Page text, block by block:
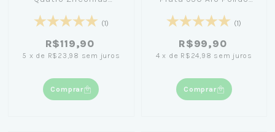
18cm
(1)
R$119,90
5 x de R$23,98 sem juros
Comprar
(1)
R$99,90
4 x de R$24,98 sem juros
Comprar